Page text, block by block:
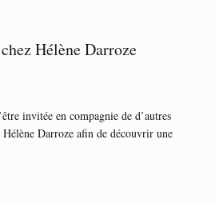
Hélène Darroze
invitée en compagnie de d’autres
Darroze afin de découvrir une